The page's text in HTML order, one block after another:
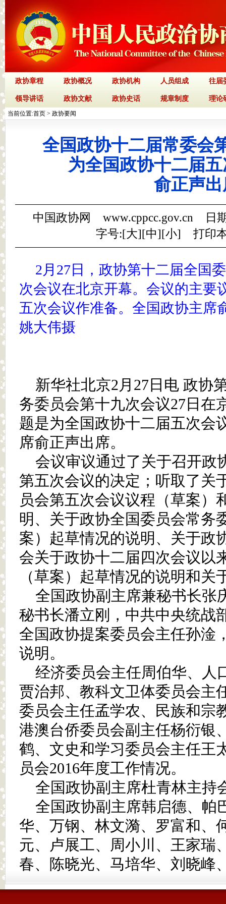
政协章程 政协概况 政协机构 人员组成 往届
领导讲话 政协文献 政协史话 规章制度 理论
当前位置:首页 > 政协要闻
全国政协十二届常委会
为全国政协十二届
俞正声
中国政协网 www.cppcc.gov.cn 日
字号:[大][中][小] 打印
2月27日，政协第十二届全国
次会议在北京开幕。会议的主要
五次会议作准备。全国政协主席
姚大伟摄
新华社北京2月27日电 政协
务委员会第十九次会议27日在
题是为全国政协十二届五次会
席俞正声出席。
会议审议通过了关于召开政
第五次会议的决定；听取了关
员会第五次会议议程（草案）
明、关于政协全国委员会常务
案）起草情况的说明、关于政
会关于政协十二届四次会议以
（草案）起草情况的说明和关
全国政协副主席兼秘书长张
秘书长潘立刚，中共中央统战
全国政协提案委员会主任孙淦
说明。
经济委员会主任周伯华、人
贾治邦、教科文卫体委员会主
委员会主任孟学农、民族和宗
港澳台侨委员会副主任杨衍银
鹤、文史和学习委员会主任王
员会2016年度工作情况。
全国政协副主席杜青林主持
全国政协副主席韩启德、帕
华、万钢、林文漪、罗富和、
元、卢展工、周小川、王家瑞
春、陈晓光、马培华、刘晓峰